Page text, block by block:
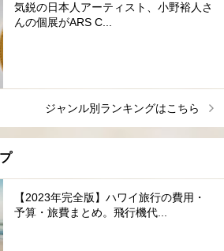
気鋭の日本人アーティスト、小野裕人さ
んの個展がARS C...
ジャンル別ランキングはこちら
【2023年完全版】ハワイ旅行の費用・
予算・旅費まとめ。飛行機代...